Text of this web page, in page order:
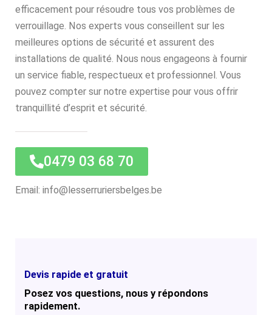
efficacement pour résoudre tous vos problèmes de
verrouillage. Nos experts vous conseillent sur les
meilleures options de sécurité et assurent des
installations de qualité. Nous nous engageons à fournir
un service fiable, respectueux et professionnel. Vous
pouvez compter sur notre expertise pour vous offrir
tranquillité d’esprit et sécurité.
0479 03 68 70
Email: info@lesserruriersbelges.be
Devis rapide et gratuit
Posez vos questions, nous y répondons
rapidement.